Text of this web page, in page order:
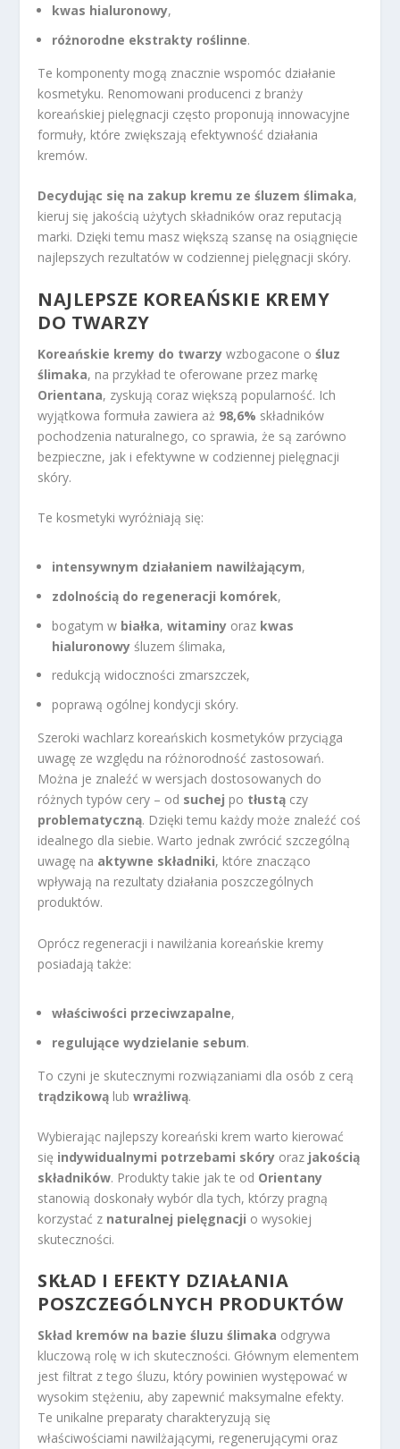
kwas hialuronowy,
różnorodne ekstrakty roślinne.
Te komponenty mogą znacznie wspomóc działanie
kosmetyku. Renomowani producenci z branży
koreańskiej pielęgnacji często proponują innowacyjne
formuły, które zwiększają efektywność działania
kremów.
Decydując się na zakup kremu ze śluzem ślimaka,
kieruj się jakością użytych składników oraz reputacją
marki. Dzięki temu masz większą szansę na osiągnięcie
najlepszych rezultatów w codziennej pielęgnacji skóry.
NAJLEPSZE KOREAŃSKIE KREMY
DO TWARZY
Koreańskie kremy do twarzy wzbogacone ośluz
ślimaka, na przykład te oferowane przez markę
Orientana, zyskują coraz większą popularność. Ich
wyjątkowa formuła zawiera aż 98,6% składników
pochodzenia naturalnego, co sprawia, że są zarówno
bezpieczne, jak i efektywne w codziennej pielęgnacji
skóry.
Te kosmetyki wyróżniają się:
intensywnym działaniem nawilżającym,
zdolnością do regeneracji komórek,
bogatym w białka,witaminy oraz kwas
hialuronowy śluzem ślimaka,
redukcją widoczności zmarszczek,
poprawą ogólnej kondycji skóry.
Szeroki wachlarz koreańskich kosmetyków przyciąga
uwagę ze względu na różnorodność zastosowań.
Można je znaleźć w wersjach dostosowanych do
różnych typów cery – od suchej po tłustą czy
problematyczną. Dzięki temu każdy może znaleźć coś
idealnego dla siebie. Warto jednak zwrócić szczególną
uwagę na aktywne składniki, które znacząco
wpływają na rezultaty działania poszczególnych
produktów.
Oprócz regeneracji i nawilżania koreańskie kremy
posiadają także:
właściwości przeciwzapalne,
regulujące wydzielanie sebum.
To czyni je skutecznymi rozwiązaniami dla osób z cerą
trądzikową lubwrażliwą.
Wybierając najlepszy koreański krem warto kierować
się indywidualnymi potrzebami skóry oraz jakością
składników. Produkty takie jak te od Orientany
stanowią doskonały wybór dla tych, którzy pragną
korzystać z naturalnej pielęgnacji o wysokiej
skuteczności.
SKŁAD I EFEKTY DZIAŁANIA
POSZCZEGÓLNYCH PRODUKTÓW
Skład kremów na bazie śluzu ślimaka odgrywa
kluczową rolę w ich skuteczności. Głównym elementem
jest filtrat z tego śluzu, który powinien występować w
wysokim stężeniu, aby zapewnić maksymalne efekty.
Te unikalne preparaty charakteryzują się
właściwościami nawilżającymi, regenerującymi oraz